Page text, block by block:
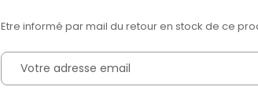
Etre informé par mail du retour en stock de ce